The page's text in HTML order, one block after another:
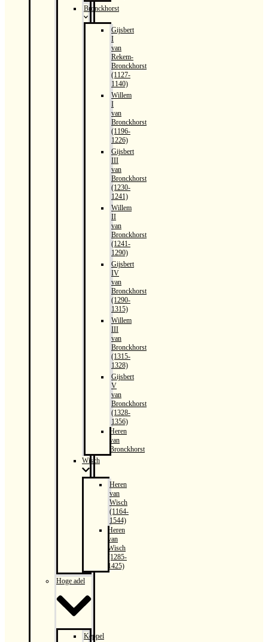
Bronckhorst
Gijsbert
I
van
Rekem-
Bronckhorst
(1127-
1140)
Willem
I
van
Bronckhorst
(1196-
1226)
Gijsbert
III
van
Bronckhorst
(1230-
1241)
Willem
II
van
Bronckhorst
(1241-
1290)
Gijsbert
IV
van
Bronckhorst
(1290-
1315)
Willem
III
van
Bronckhorst
(1315-
1328)
Gijsbert
V
van
Bronckhorst
(1328-
1356)
Heren
van
Bronckhorst
Wisch
Heren
van
Wisch
(1164-
1544)
Heren
van
Wisch
(1285-
1425)
Hoge adel
Keppel